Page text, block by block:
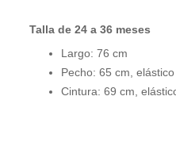
Talla de 24 a 36 meses
Largo: 76 cm
Pecho: 65 cm,
Cintura: 69 cm,